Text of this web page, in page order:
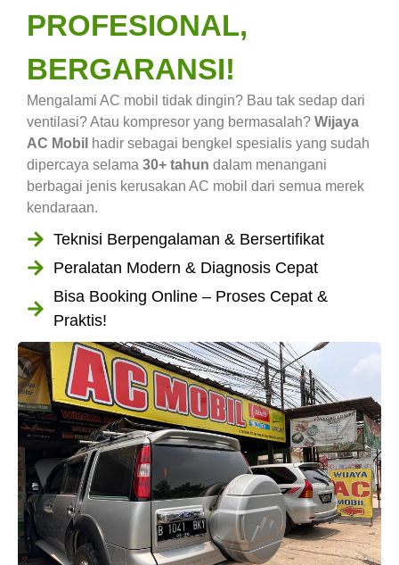
PROFESIONAL,
BERGARANSI!
Mengalami AC mobil tidak dingin? Bau tak sedap dari
ventilasi? Atau kompresor yang bermasalah? Wijaya
AC Mobil hadir sebagai bengkel spesialis yang sudah
dipercaya selama 30+ tahun dalam menangani
berbagai jenis kerusakan AC mobil dari semua merek
kendaraan.
Teknisi Berpengalaman & Bersertifikat
Peralatan Modern & Diagnosis Cepat
Bisa Booking Online – Proses Cepat &
Praktis!